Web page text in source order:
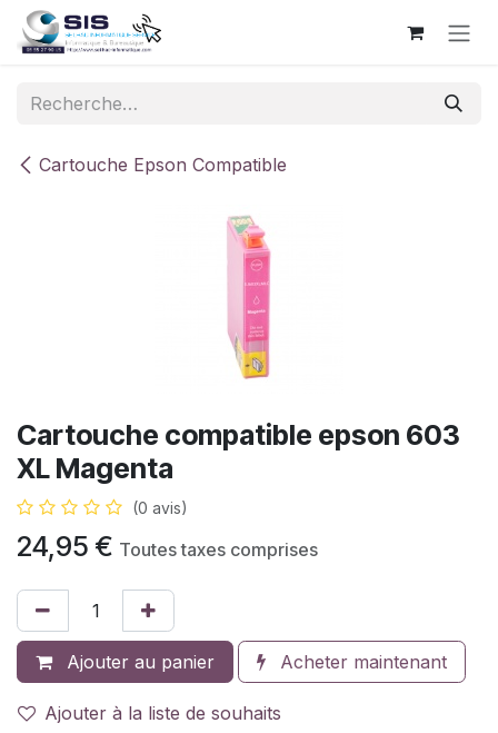
Se rendre au contenu
Cartouche Epson Compatible
Cartouche compatible epson 603
XL Magenta
(0 avis)
24,95 € Toutes taxes comprises
Ajouter au panier Acheter maintenant
Ajouter à la liste de souhaits